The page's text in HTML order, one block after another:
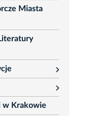
Miasta
w Krakowie